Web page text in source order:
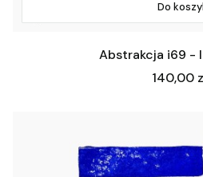
Do
Abstrakcja i69 -
Cena
140,00